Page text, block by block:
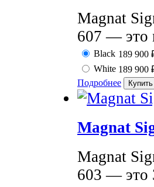
Magnat
607 — это
Black 189 900
White 189 900
Подробнее
Magnat
Magnat
603 — это